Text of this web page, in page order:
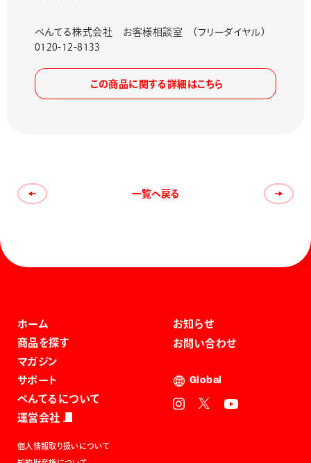
ぺんてる株式会社 お客様相談室 （フリーダイヤル）
0120-12-8133
この商品に関する詳細はこちら
一覧へ戻る
ホーム
商品を探す
マガジン
サポート
ぺんてるについて
運営会社
お知らせ
お問い合わせ
Global
個人情報取り扱いについて